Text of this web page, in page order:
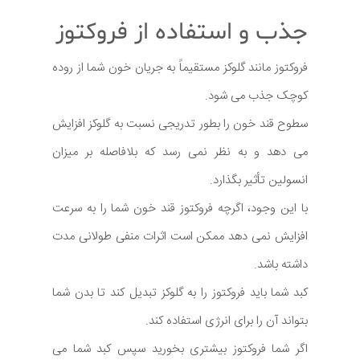
جذب و استفاده از فروکتوز
فروکتوز مانند گلوکز مستقیماً به جریان خون شما از روده
کوچک جذب می شود.
سطوح قند خون را بطور تدریجی نسبت به گلوکز افزایش
می دهد و به نظر نمی رسد که بلافاصله بر میزان
انسولین تأثیر بگذارد.
با این وجود، اگرچه فروکتوز قند خون شما را به سرعت
افزایش نمی دهد ممکن است اثرات منفی طولانی مدت
داشته باشد.
کبد شما باید فروکتوز را به گلوکز تبدیل کند تا بدن شما
بتواند آن را برای انرژی استفاده کند.
اگر شما فروکتوز بیشتری بخورید سپس کبد شما می